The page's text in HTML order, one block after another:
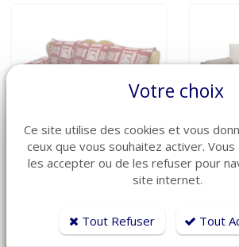
VOIR LE DÉTAIL
MONTANA
Réf: BLG-MONT
Réf:
Votre choix
Ce site utilise des cookies et vous
ceux que vous souhaitez activer. Vous
les accepter ou de les refuser pour
site internet.
Tout Refuser Tout